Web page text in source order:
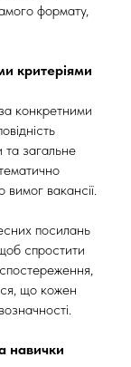
формату,
критеріями
конкретними
та загальне
вакансії.
посилань
спростити
що кожен
навички